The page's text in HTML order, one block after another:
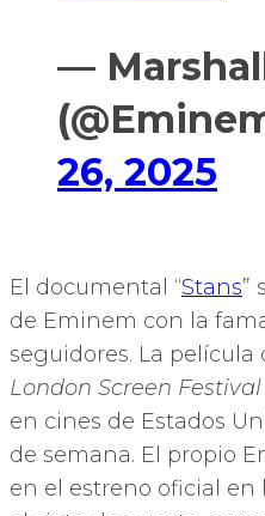
—
26, 2025
El documental “Stans”
de Eminem con la
seguidores. La película
London Screen Festival
en cines de Estados
de semana. El propio
en el estreno oficial en